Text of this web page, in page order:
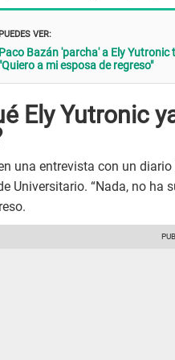
PUEDES VER:
Paco Bazán 'parcha' a Ely
"Quiero a mi esposa de regreso"
Ely Yutronic
una entrevista con un
Universitario. “Nada, no ha